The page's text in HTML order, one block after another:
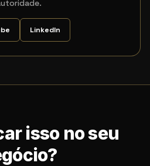
LinkedIn
isso no seu